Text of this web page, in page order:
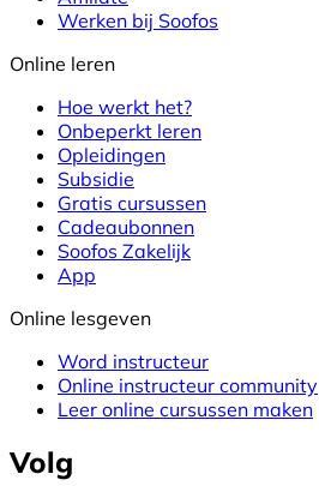
Werken bij Soofos
Online leren
Hoe werkt het?
Onbeperkt leren
Opleidingen
Subsidie
Gratis cursussen
Cadeaubonnen
Soofos Zakelijk
App
Online lesgeven
Word instructeur
Online instructeur community
Leer online cursussen maken
Volg